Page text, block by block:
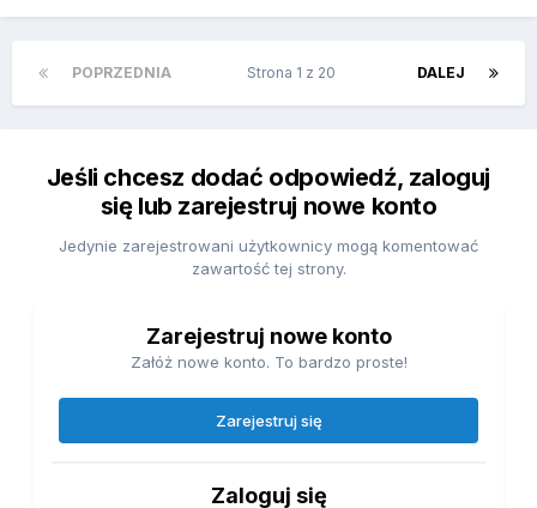
POPRZEDNIA DALEJ
Strona 1 z 20
Jeśli chcesz dodać odpowiedź, zaloguj
się lub zarejestruj nowe konto
Jedynie zarejestrowani użytkownicy mogą komentować
zawartość tej strony.
Zarejestruj nowe konto
Załóż nowe konto. To bardzo proste!
Zarejestruj się
Zaloguj się